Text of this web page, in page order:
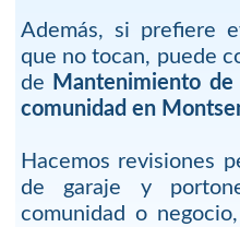
Además, si prefiere
que no tocan, puede
de Mantenimiento de
comunidad en
Hacemos revisiones
de garaje y
comunidad o